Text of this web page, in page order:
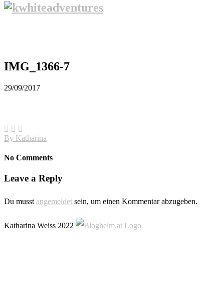
IMG_1366-7
29/09/2017
By Katharina
No Comments
Leave a Reply
Du musst angemeldet sein, um einen Kommentar abzugeben.
Katharina Weiss 2022